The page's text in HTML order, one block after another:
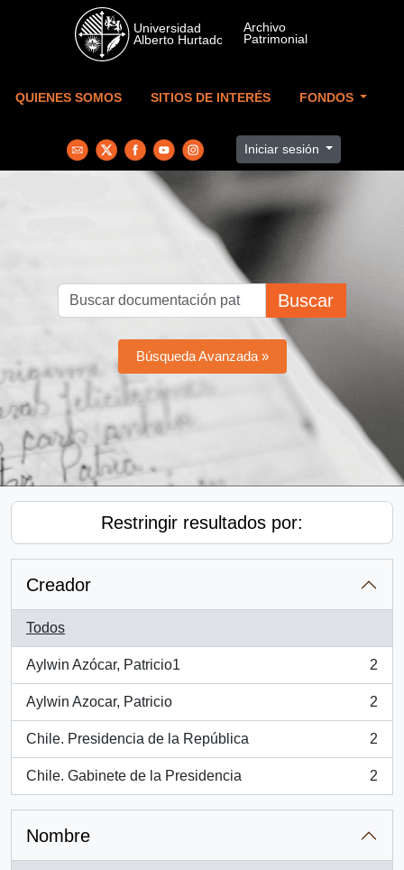
Skip to main content
QUIENES SOMOS SITIOS DE INTERÉS FONDOS
Iniciar sesión
Buscar
Búsqueda Avanzada »
Restringir resultados por:
Creador
Todos
Aylwin Azócar, Patricio1
, 2 resultados
2
Aylwin Azocar, Patricio
, 2 resultados
2
Chile. Presidencia de la República
, 2 resultados
2
Chile. Gabinete de la Presidencia
, 2 resultados
2
Nombre